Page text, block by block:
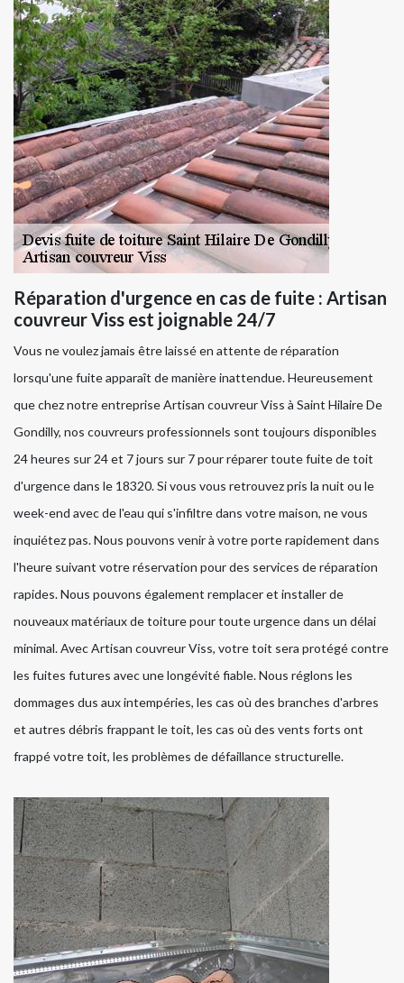
Réparation d'urgence en cas de fuite : Artisan
couvreur Viss est joignable 24/7
Vous ne voulez jamais être laissé en attente de réparation
lorsqu'une fuite apparaît de manière inattendue. Heureusement
que chez notre entreprise Artisan couvreur Viss à Saint Hilaire De
Gondilly, nos couvreurs professionnels sont toujours disponibles
24 heures sur 24 et 7 jours sur 7 pour réparer toute fuite de toit
d'urgence dans le 18320. Si vous vous retrouvez pris la nuit ou le
week-end avec de l'eau qui s'infiltre dans votre maison, ne vous
inquiétez pas. Nous pouvons venir à votre porte rapidement dans
l'heure suivant votre réservation pour des services de réparation
rapides. Nous pouvons également remplacer et installer de
nouveaux matériaux de toiture pour toute urgence dans un délai
minimal. Avec Artisan couvreur Viss, votre toit sera protégé contre
les fuites futures avec une longévité fiable. Nous réglons les
dommages dus aux intempéries, les cas où des branches d'arbres
et autres débris frappant le toit, les cas où des vents forts ont
frappé votre toit, les problèmes de défaillance structurelle.